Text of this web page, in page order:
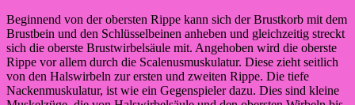
Beginnend von der obersten Rippe kann sich der Brustkorb mit dem
Brustbein und den Schlüsselbeinen anheben und gleichzeitig streckt
sich die oberste Brustwirbelsäule mit. Angehoben wird die oberste
Rippe vor allem durch die Scalenusmuskulatur. Diese zieht seitlich
von den Halswirbeln zur ersten und zweiten Rippe. Die tiefe
Nackenmuskulatur, ist wie ein Gegenspieler dazu. Dies sind kleine